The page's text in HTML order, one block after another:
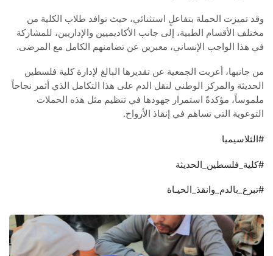
وقد تميزت الحملة بتفاعلٍ استثنائي، حيث توافد طلاب الكلية من
مختلف الأقسام الطبية، إلى جانب الأكاديميين والإداريين، للمشاركة
في هذا الواجب الإنساني، معبرين عن تضامنهم الكامل مع المرضى.
من جانبها، أعربت الجمعية عن تقديرها البالغ لإدارة كلية فلسطين
الحديثة والمركز الوطني لنقل الدم على هذا التكامل الذي أثمر نجاحاً
ملموساً، مؤكدةً استمرار جهودها في تنظيم مثل هذه الحملات
التوعوية التي تساهم في إنقاذ الأرواح.
#الثلاسيميا
#كلية_فلسطين_الحديثة
#تبرع_بالدم_وانقذ_الحيـاة